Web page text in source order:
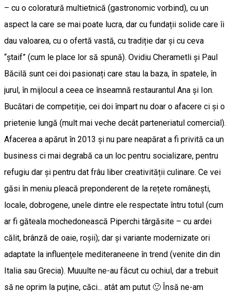
– cu o coloratură multietnică (gastronomic vorbind), cu un
aspect la care se mai poate lucra, dar cu fundații solide care îi
dau valoarea, cu o ofertă vastă, cu tradiție dar și cu ceva
“ștaif” (cum le place lor să spună). Ovidiu Cherametli și Paul
Băcilă sunt cei doi pasionați care stau la baza, în spatele, în
jurul, în mijlocul a ceea ce înseamnă restaurantul Ana și Ion.
Bucătari de competiție, cei doi împart nu doar o afacere ci și o
prietenie lungă (mult mai veche decât parteneriatul comercial).
Afacerea a apărut în 2013 și nu pare neapărat a fi privită ca un
business ci mai degrabă ca un loc pentru socializare, pentru
refugiu dar și pentru dat frâu liber creativității culinare. Ce vei
găsi în meniu pleacă preponderent de la rețete românești,
locale, dobrogene, unele dintre ele respectate întru totul (cum
ar fi găteala mochedonească Piperchi târgăsite – cu ardei
călit, brânză de oaie, roșii); dar și variante modernizate ori
adaptate la influențele mediteraneene în trend (venite din din
Italia sau Grecia). Muuulte ne-au făcut cu ochiul, dar a trebuit
să ne oprim la puține, căci... atât am putut 🙂 Însă ne-am